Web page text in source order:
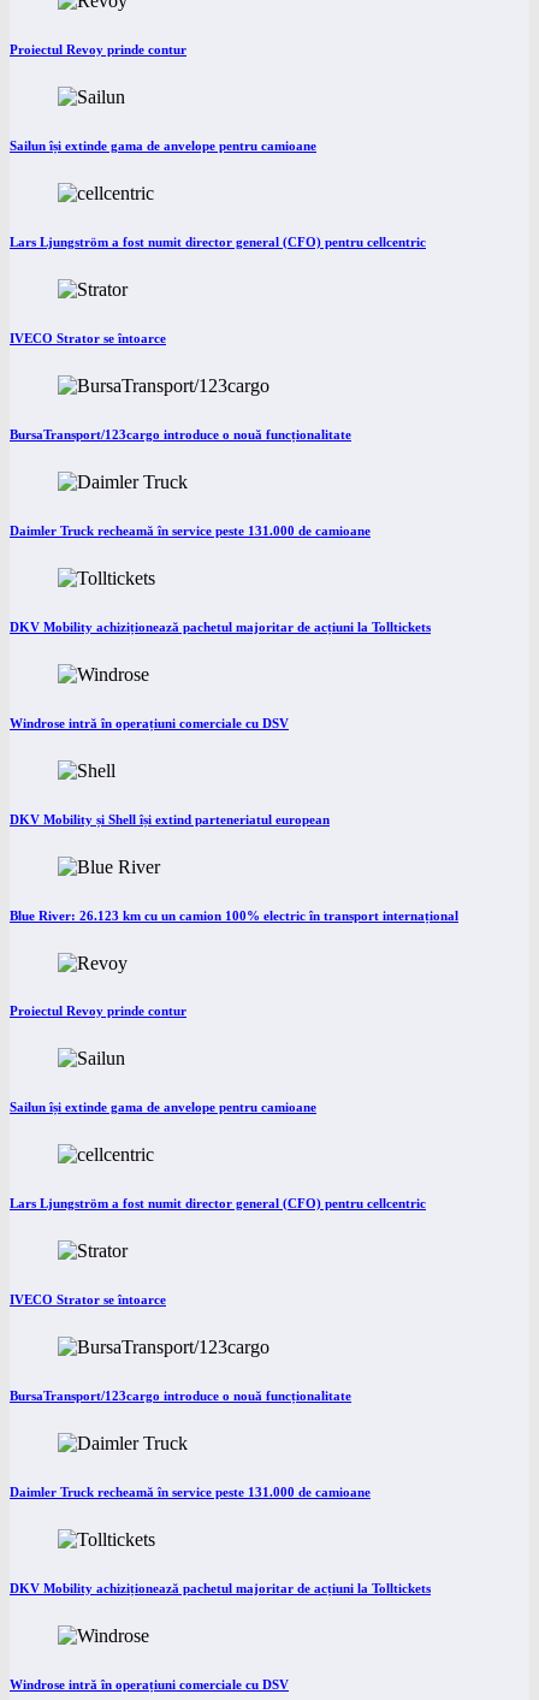
Proiectul Revoy prinde contur
Sailun își extinde gama de anvelope pentru camioane
Lars Ljungström a fost numit director general (CFO) pentru cellcentric
IVECO Strator se întoarce
BursaTransport/123cargo introduce o nouă funcționalitate
Daimler Truck recheamă în service peste 131.000 de camioane
DKV Mobility achiziționează pachetul majoritar de acțiuni la Tolltickets
Windrose intră în operațiuni comerciale cu DSV
DKV Mobility și Shell își extind parteneriatul european
Blue River: 26.123 km cu un camion 100% electric în transport internațional
Proiectul Revoy prinde contur
Sailun își extinde gama de anvelope pentru camioane
Lars Ljungström a fost numit director general (CFO) pentru cellcentric
IVECO Strator se întoarce
BursaTransport/123cargo introduce o nouă funcționalitate
Daimler Truck recheamă în service peste 131.000 de camioane
DKV Mobility achiziționează pachetul majoritar de acțiuni la Tolltickets
Windrose intră în operațiuni comerciale cu DSV